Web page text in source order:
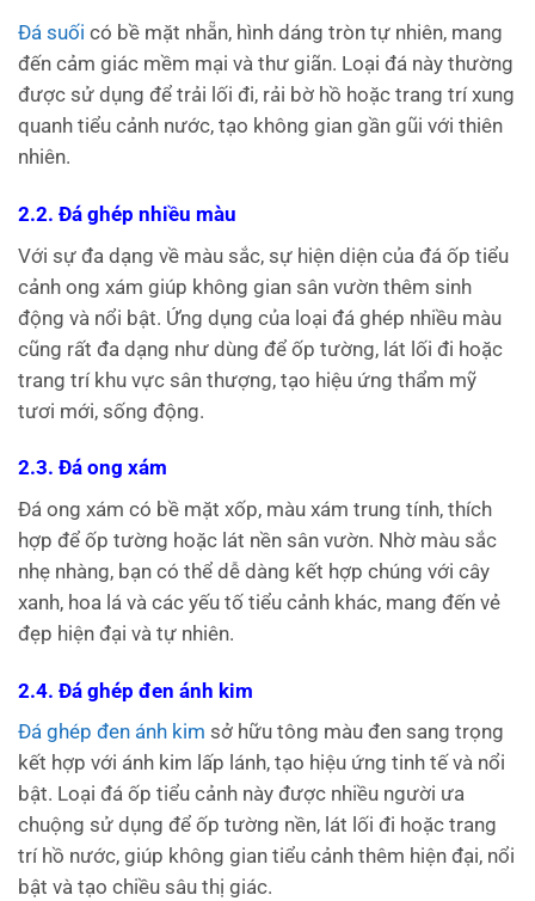
Đá suối có bề mặt nhẵn, hình dáng tròn tự nhiên, mang
đến cảm giác mềm mại và thư giãn. Loại đá này thường
được sử dụng để trải lối đi, rải bờ hồ hoặc trang trí xung
quanh tiểu cảnh nước, tạo không gian gần gũi với thiên
nhiên.
2.2. Đá ghép nhiều màu
Với sự đa dạng về màu sắc, sự hiện diện của đá ốp tiểu
cảnh ong xám giúp không gian sân vườn thêm sinh
động và nổi bật. Ứng dụng của loại đá ghép nhiều màu
cũng rất đa dạng như dùng để ốp tường, lát lối đi hoặc
trang trí khu vực sân thượng, tạo hiệu ứng thẩm mỹ
tươi mới, sống động.
2.3. Đá ong xám
Đá ong xám có bề mặt xốp, màu xám trung tính, thích
hợp để ốp tường hoặc lát nền sân vườn. Nhờ màu sắc
nhẹ nhàng, bạn có thể dễ dàng kết hợp chúng với cây
xanh, hoa lá và các yếu tố tiểu cảnh khác, mang đến vẻ
đẹp hiện đại và tự nhiên.
2.4. Đá ghép đen ánh kim
Đá ghép đen ánh kim sở hữu tông màu đen sang trọng
kết hợp với ánh kim lấp lánh, tạo hiệu ứng tinh tế và nổi
bật. Loại đá ốp tiểu cảnh này được nhiều người ưa
chuộng sử dụng để ốp tường nền, lát lối đi hoặc trang
trí hồ nước, giúp không gian tiểu cảnh thêm hiện đại, nổi
bật và tạo chiều sâu thị giác.